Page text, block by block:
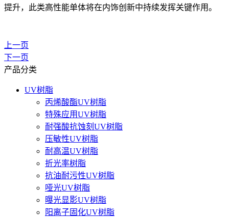
提升，此类高性能单体将在内饰创新中持续发挥关键作用。
上一页
下一页
产品分类
UV树脂
丙烯酸酯UV树脂
特殊应用UV树脂
耐强酸抗蚀刻UV树脂
压敏性UV树脂
耐高温UV树脂
折光率树脂
抗油耐污性UV树脂
哑光UV树脂
曝光显影UV树脂
阳离子固化UV树脂